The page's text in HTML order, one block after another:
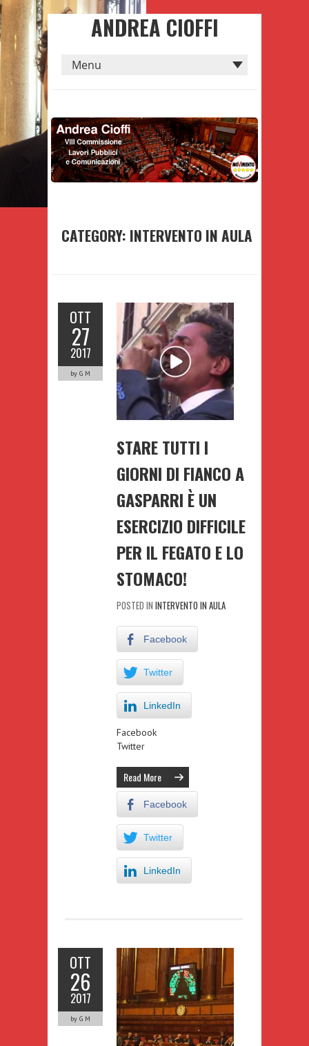
ANDREA CIOFFI
CATEGORY: INTERVENTO IN AULA
OTT
27
2017
by G M
STARE TUTTI I
GIORNI DI FIANCO A
GASPARRI È UN
ESERCIZIO DIFFICILE
PER IL FEGATO E LO
STOMACO!
POSTED IN INTERVENTO IN AULA
Facebook
Twitter
LinkedIn
Facebook
Twitter
Read More
Facebook
Twitter
LinkedIn
OTT
26
2017
by G M